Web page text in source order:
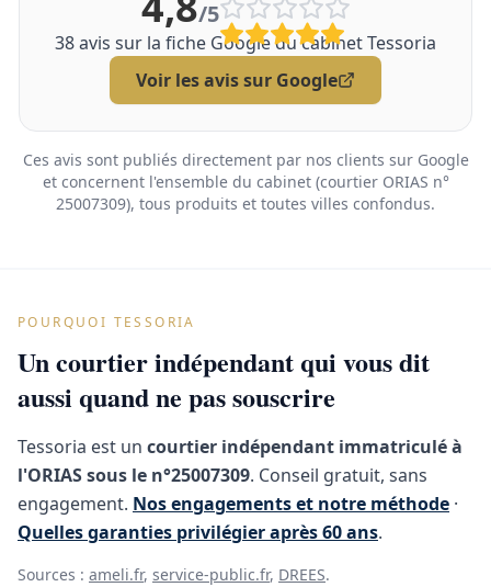
/5
38avis sur la fiche Google du cabinet Tessoria
Voir les avis sur Google
Ces avis sont publiés directement par nos clients sur Google
et concernent l'ensemble du cabinet (courtier ORIAS n°
25007309), tous produits et toutes villes confondus.
POURQUOI TESSORIA
Un courtier indépendant qui vous dit
aussi quand ne pas souscrire
Tessoria est un courtier indépendant immatriculé à
l'ORIAS sous le n°25007309. Conseil gratuit, sans
engagement. Nos engagements et notre méthode ·
Quelles garanties privilégier après 60 ans.
Sources : ameli.fr, service-public.fr, DREES.